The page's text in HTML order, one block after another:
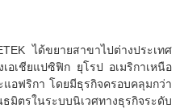
ได้ขยายสาขาไปต่างประเทศ
อเชียแปซิฟิก ยุโรป อเมริกาเหนือ
อฟริกา โดยมีธุรกิจครอบคลุมกว่า
มิตรในระบบนิเวศทางธุรกิจระดับ